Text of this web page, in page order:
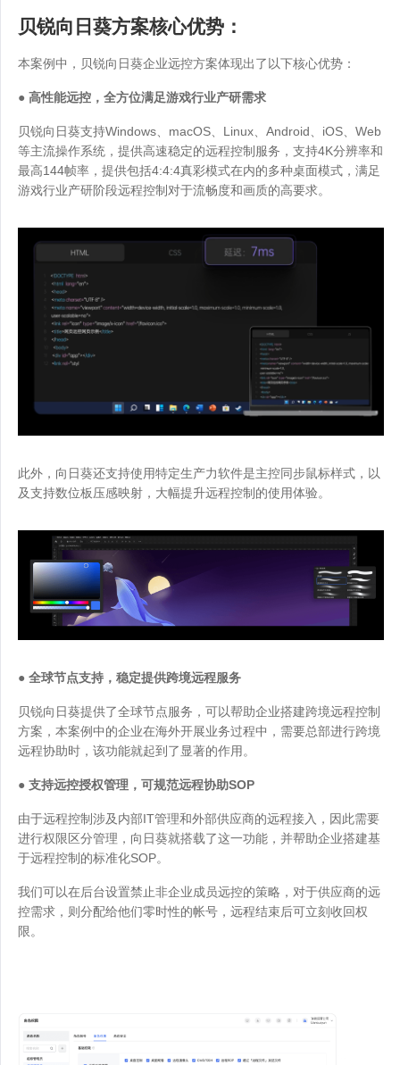
贝锐向日葵方案核心优势：
本案例中，贝锐向日葵企业远控方案体现出了以下核心优势：
● 高性能远控，全方位满足游戏行业产研需求
贝锐向日葵支持Windows、macOS、Linux、Android、iOS、Web
等主流操作系统，提供高速稳定的远程控制服务，支持4K分辨率和
最高144帧率，提供包括4:4:4真彩模式在内的多种桌面模式，满足
游戏行业产研阶段远程控制对于流畅度和画质的高要求。
此外，向日葵还支持使用特定生产力软件是主控同步鼠标样式，以
及支持数位板压感映射，大幅提升远程控制的使用体验。
● 全球节点支持，稳定提供跨境远程服务
贝锐向日葵提供了全球节点服务，可以帮助企业搭建跨境远程控制
方案，本案例中的企业在海外开展业务过程中，需要总部进行跨境
远程协助时，该功能就起到了显著的作用。
● 支持远控授权管理，可规范远程协助SOP
由于远程控制涉及内部IT管理和外部供应商的远程接入，因此需要
进行权限区分管理，向日葵就搭载了这一功能，并帮助企业搭建基
于远程控制的标准化SOP。
我们可以在后台设置禁止非企业成员远控的策略，对于供应商的远
控需求，则分配给他们零时性的帐号，远程结束后可立刻收回权
限。